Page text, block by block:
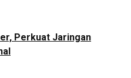
Perkuat Jaringan